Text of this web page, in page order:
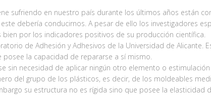
sufriendo en nuestro país durante los últimos años están
debería conducirnos. A pesar de ello los investigadores
por los indicadores positivos de su producción científica.
de Adhesión y Adhesivos de la Universidad de Alicante.
la capacidad de repararse a sí mismo.
sin necesidad de aplicar ningún otro elemento o
del grupo de los plásticos, es decir, de los moldeables
su estructura no es rígida sino que posee la elasticidad